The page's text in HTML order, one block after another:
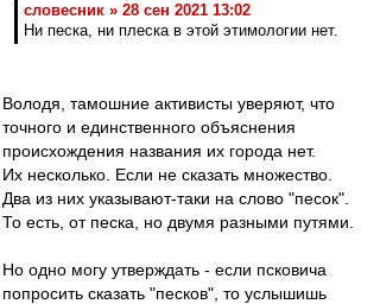
словесник » 28 сен 2021 13:02
Ни песка, ни плеска в этой этимологии нет.
Володя, тамошние активисты уверяют, что
точного и единственного объяснения
происхождения названия их города нет.
Их несколько. Если не сказать множество.
Два из них указывают-таки на слово "песок".
То есть, от песка, но двумя разными путями.
Но одно могу утверждать - если псковича
попросить сказать "песков", то услышишь